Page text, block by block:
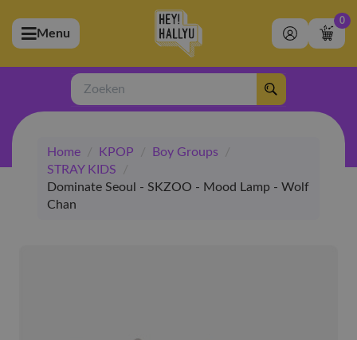
(Artiesten)
(Merchandise)
(Exclusive)
(Winkel)
Menu
0
Zoeken
Home / KPOP / Boy Groups
/
STRAY KIDS
/
Dominate Seoul - SKZOO - Mood Lamp - Wolf
Chan